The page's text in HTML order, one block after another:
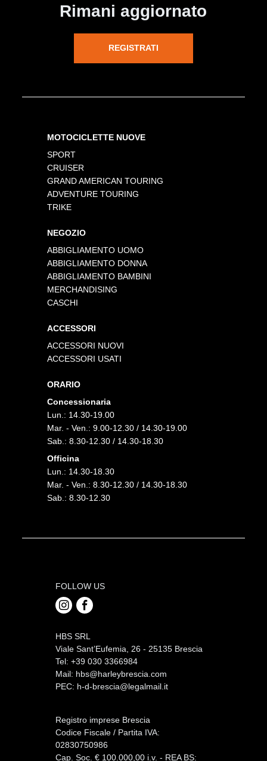
Rimani aggiornato
REGISTRATI
MOTOCICLETTE NUOVE
SPORT
CRUISER
GRAND AMERICAN TOURING
ADVENTURE TOURING
TRIKE
NEGOZIO
ABBIGLIAMENTO UOMO
ABBIGLIAMENTO DONNA
ABBIGLIAMENTO BAMBINI
MERCHANDISING
CASCHI
ACCESSORI
ACCESSORI NUOVI
ACCESSORI USATI
ORARIO
Concessionaria
Lun.: 14.30-19.00
Mar. - Ven.: 9.00-12.30 / 14.30-19.00
Sab.: 8.30-12.30 / 14.30-18.30
Officina
Lun.: 14.30-18.30
Mar. - Ven.: 8.30-12.30 / 14.30-18.30
Sab.: 8.30-12.30
FOLLOW US
HBS SRL
Viale Sant’Eufemia, 26 - 25135 Brescia
Tel: +39 030 3366984
Mail: hbs@harleybrescia.com
PEC: h-d-brescia@legalmail.it
Registro imprese Brescia
Codice Fiscale / Partita IVA:
02830750986
Cap. Soc. € 100.000,00 i.v. - REA BS: